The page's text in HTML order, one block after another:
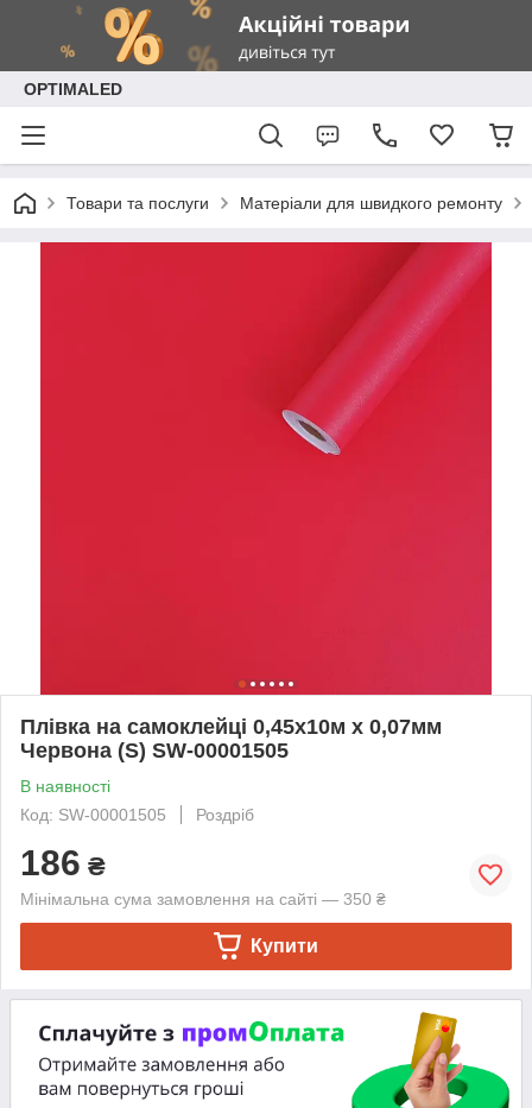
OPTIMALED
Товари та послуги Матеріали для швидкого ремонту
Плівка на самоклейці 0,45х10м х 0,07мм
Червона (S) SW-00001505
В наявності
Код: SW-00001505
Роздріб
186 ₴
Мінімальна сума замовлення на сайті — 350 ₴
Купити